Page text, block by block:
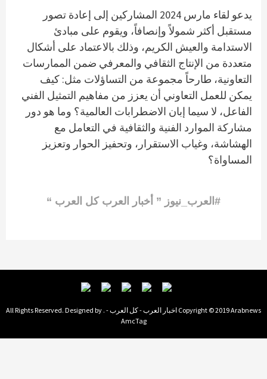
يدعو لقاء مارس 2024 المشاركين إلى إعادة تصور
مستقبل أكثر شمولاً وإنصافاً، ويقوم على مبادئ
الاستدامة والعيش الكريم، وذلك بالاعتماد على أشكال
متعددة من الإنتاج الثقافي والمعرفي ضمن الممارسات
التعاونية، طارحاً مجموعة من التساؤلات مثل: كيف
يمكن للعمل التعاوني أن يعزز من مفاهيم التمثيل الفني
الفاعل، لا سيما إبان الاضطرابات العالمية؟ وما هو دور
مشاركة الموارد الفنية والثقافية في التعامل مع
الهشاشة، وغياب الاستقرار، وتحفيز الحوار وتعزيز
المساواة؟
#العرب_نيوز ” أخبار العرب كل العرب “
Copyright © 2019 Arabnews اخبار العرب - كل العرب - . All Rights Reserved. Designed by
AmcTag